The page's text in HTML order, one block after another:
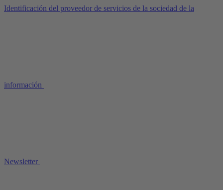
Identificación del proveedor de servicios de la sociedad de la
información
Newsletter